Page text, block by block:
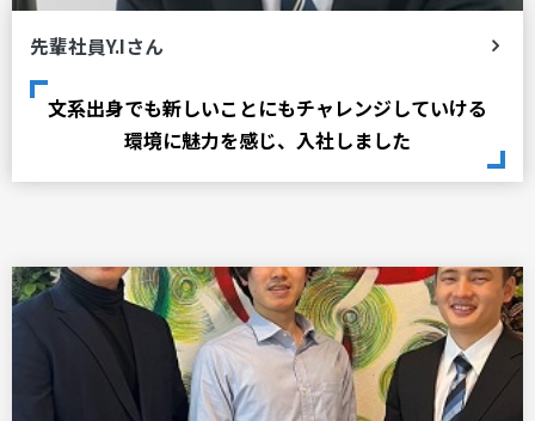
先輩社員Y.Iさん
文系出身でも新しいことにもチャレンジしていける
環境に魅力を感じ、入社しました